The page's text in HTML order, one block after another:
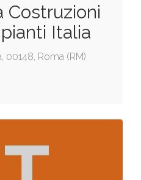
Costruzioni
Italia
00148, Roma (RM)